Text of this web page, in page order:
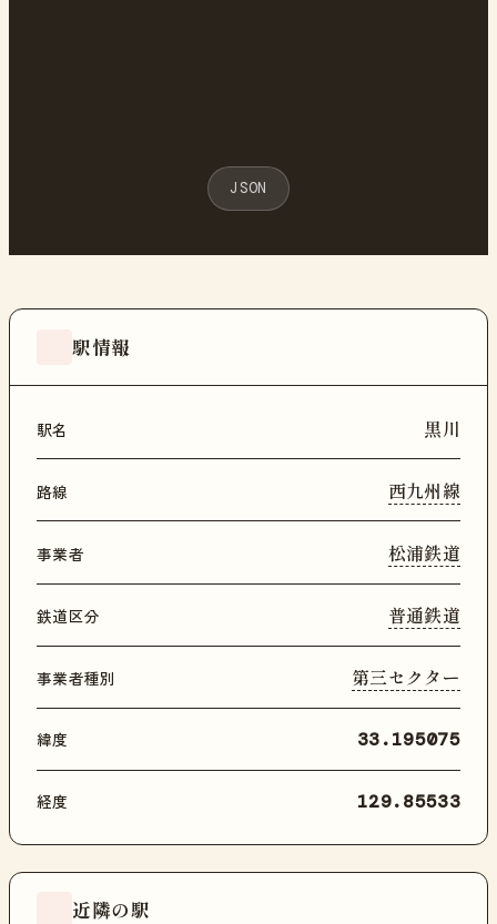
JSON
駅情報
駅名 黒川
路線 西九州線
事業者 松浦鉄道
鉄道区分 普通鉄道
事業者種別 第三セクター
緯度 33.195075
経度 129.85533
近隣の駅